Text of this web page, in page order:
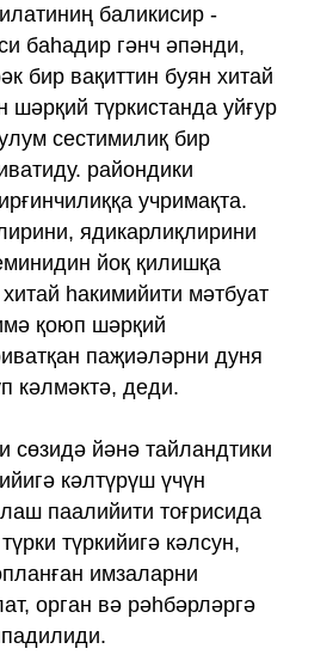
баликисир -
баһадир гәнч әпәнди,
бир вақиттин буян хитай
шәрқий түркистанда уйғур
сестимилиқ бир
райондики
учримақта.
ядикарлиқлирини
йоқ қилишқа
һакимийити мәтбуат
қоюп шәрқий
паҗиәләрни дуня
кәлмәктә, деди.
сөзидә йәнә тайландтики
кәлтүрүш үчүн
паалийити тоғрисида
түркийигә кәлсун,
имзаларни
орган вә рәһбәрләргә